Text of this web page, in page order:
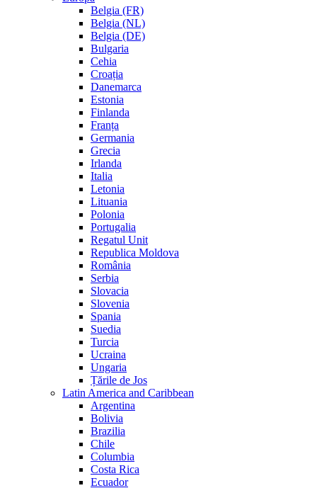
Belgia (FR)
Belgia (NL)
Belgia (DE)
Bulgaria
Cehia
Croația
Danemarca
Estonia
Finlanda
Franța
Germania
Grecia
Irlanda
Italia
Letonia
Lituania
Polonia
Portugalia
Regatul Unit
Republica Moldova
România
Serbia
Slovacia
Slovenia
Spania
Suedia
Turcia
Ucraina
Ungaria
Țările de Jos
Latin America and Caribbean
Argentina
Bolivia
Brazilia
Chile
Columbia
Costa Rica
Ecuador